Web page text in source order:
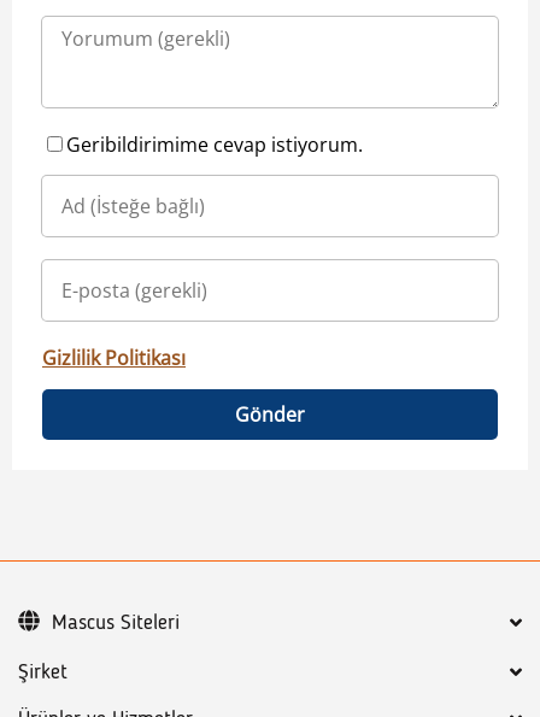
Geribildirimime cevap istiyorum.
Gizlilik Politikası
Gönder
Şirket
Mascus Siteleri